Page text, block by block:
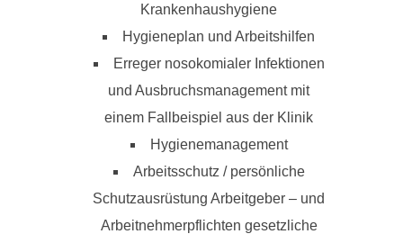
Krankenhaushygiene
Hygieneplan und Arbeitshilfen
Erreger nosokomialer Infektionen
und Ausbruchsmanagement mit
einem Fallbeispiel aus der Klinik
Hygienemanagement
Arbeitsschutz / persönliche
Schutzausrüstung Arbeitgeber – und
Arbeitnehmerpflichten gesetzliche